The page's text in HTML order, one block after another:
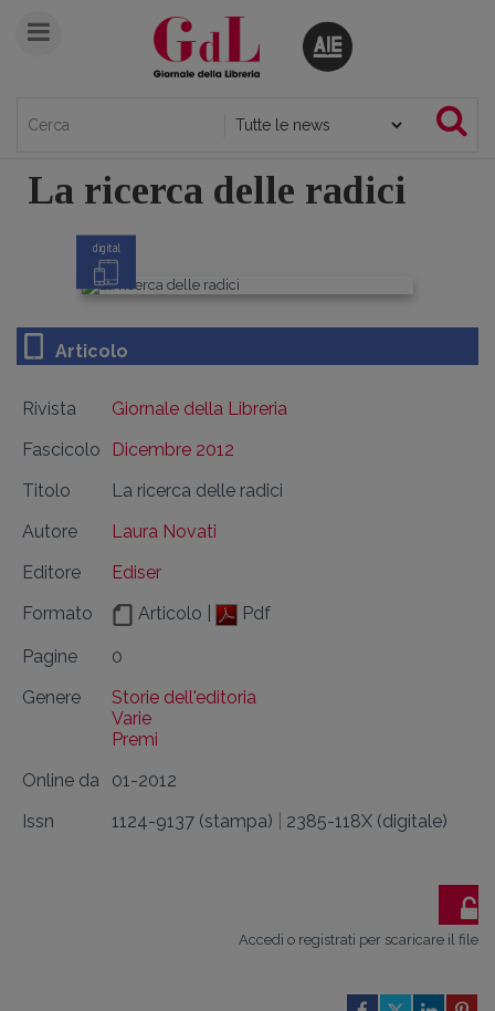
La ricerca delle radici
digital
Articolo
Rivista
Giornale della Libreria
Fascicolo
Dicembre 2012
Titolo
La ricerca delle radici
Autore
Laura Novati
Editore
Ediser
Formato
Articolo | Pdf
Pagine
0
Genere
Storie dell'editoria
Varie
Premi
Online da
01-2012
Issn
1124-9137 (stampa) 2385-118X (digitale)
Accedi o registrati per scaricare il file